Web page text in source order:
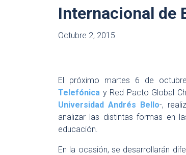
Internacional de
Octubre 2, 2015
El próximo martes 6 de
Telefónica y Red Pacto Global
Universidad Andrés Bello-,
analizar las distintas formas en
educación.
En la ocasión, se desarrollarán